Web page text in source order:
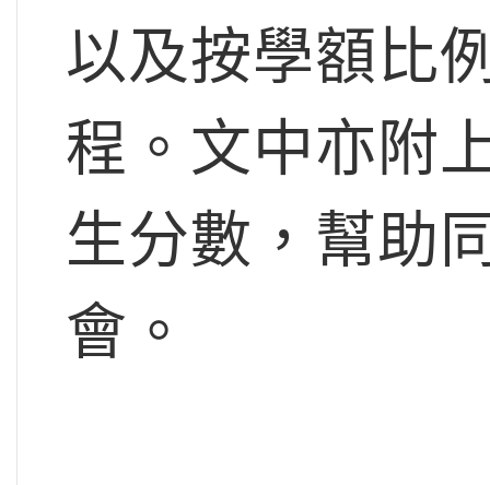
以及按學額比
程。文中亦附
生分數，幫助
會。